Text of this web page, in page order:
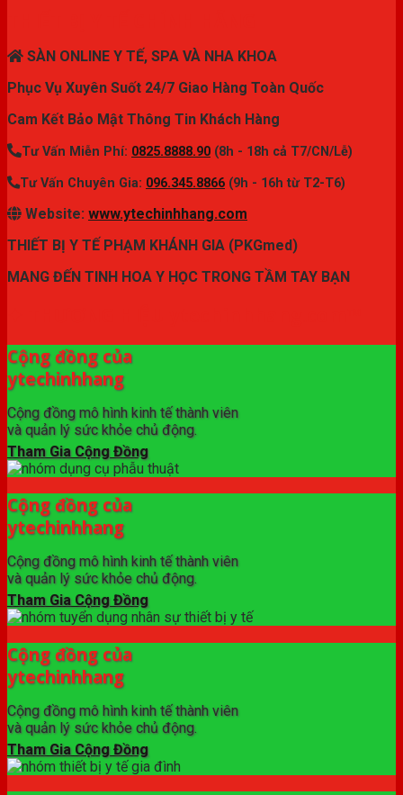
SÀN ONLINE Y TẾ, SPA VÀ NHA KHOA
Phục Vụ Xuyên Suốt 24/7 Giao Hàng Toàn Quốc
Cam Kết Bảo Mật Thông Tin Khách Hàng
Tư Vấn Miễn Phí: 0825.8888.90 (8h - 18h cả T7/CN/Lễ)
Tư Vấn Chuyên Gia: 096.345.8866 (9h - 16h từ T2-T6)
Website: www.ytechinhhang.com
THIẾT BỊ Y TẾ PHẠM KHÁNH GIA (PKGmed)
MANG ĐẾN TINH HOA Y HỌC TRONG TẦM TAY BẠN
Cộng đồng của
ytechinhhang
Cộng đồng mô hình kinh tế thành viên
và quản lý sức khỏe chủ động.
Tham Gia Cộng Đồng
Cộng đồng của
ytechinhhang
Cộng đồng mô hình kinh tế thành viên
và quản lý sức khỏe chủ động.
Tham Gia Cộng Đồng
Cộng đồng của
ytechinhhang
Cộng đồng mô hình kinh tế thành viên
và quản lý sức khỏe chủ động.
Tham Gia Cộng Đồng